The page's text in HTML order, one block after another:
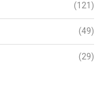
(121)
(49)
(29)